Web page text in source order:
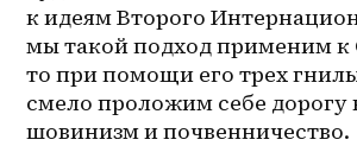
к идеям Второго
мы такой подход применим к
то при помощи его трех
смело проложим себе дорогу
шовинизм и почвенничество.